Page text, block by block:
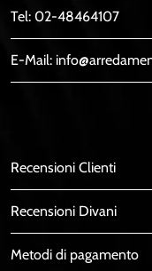
Tel: 02-48464107
E-Mail:
Recensioni Clienti
Recensioni Divani
Metodi di pagamento